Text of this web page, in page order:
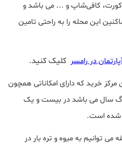
کافی‌شاپ و ... می باشد و
این محله را به راحتی تامین
در رامسر کلیک کنید.
مرکز خرید که دارای امکاناتی همچون
سال می باشد در بیست و یک
شده است.
می توانیم به میوه و تره ‌بار در